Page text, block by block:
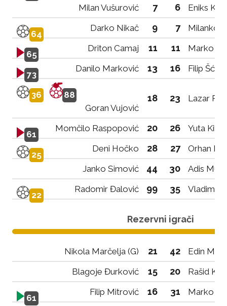
Milan Vušurović
7 6 Eniks
64
Darko Nikač 9 7 Milanko
65
Driton Camaj 11 11 Marko
73
Danilo Marković 13 16 Filip
36
88
Goran Vujović
18 23 Lazar
61
Momčilo Raspopović 20 26 Yuta
25
Deni Hočko 28 27
Orhan
Janko Simović
44 30 Adis
22
Radomir Đalović 99 35 Vladimir
Rezervni igrači
Nikola Marčelja (G) 21 42
Edin
Blagoje Đurković
15 20 Rašid
61
Filip Mitrović 16 31 Marko